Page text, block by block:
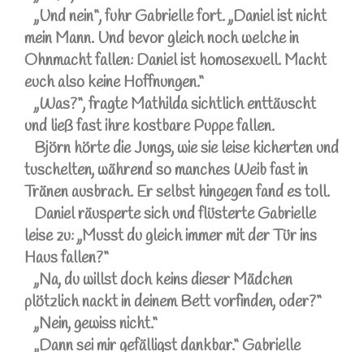
„Und nein“, fuhr Gabrielle fort. „Daniel ist nicht
mein Mann. Und bevor gleich noch welche in
Ohnmacht fallen: Daniel ist homosexuell. Macht
euch also keine Hoffnungen.“
„Was?“, fragte Mathilda sichtlich enttäuscht
und ließ fast ihre kostbare Puppe fallen.
Björn hörte die Jungs, wie sie leise kicherten und
tuschelten, während so manches Weib fast in
Tränen ausbrach. Er selbst hingegen fand es toll.
Daniel räusperte sich und flüsterte Gabrielle
leise zu: „Musst du gleich immer mit der Tür ins
Haus fallen?“
„Na, du willst doch keins dieser Mädchen
plötzlich nackt in deinem Bett vorfinden, oder?“
„Nein, gewiss nicht.“
„Dann sei mir gefälligst dankbar.“ Gabrielle